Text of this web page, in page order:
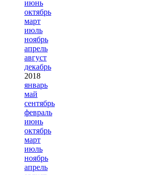
июнь
октябрь
март
июль
ноябрь
апрель
август
декабрь
2018
январь
май
сентябрь
февраль
июнь
октябрь
март
июль
ноябрь
апрель